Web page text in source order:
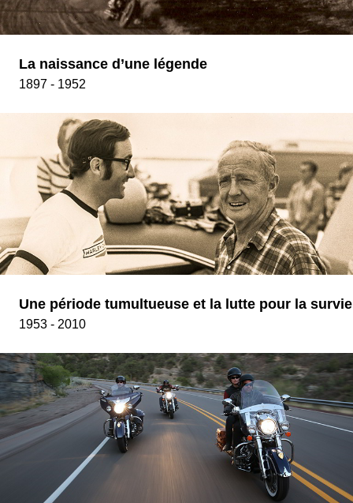
La naissance d’une légende
1897 - 1952
Une période tumultueuse et la lutte pour la survie
1953 - 2010